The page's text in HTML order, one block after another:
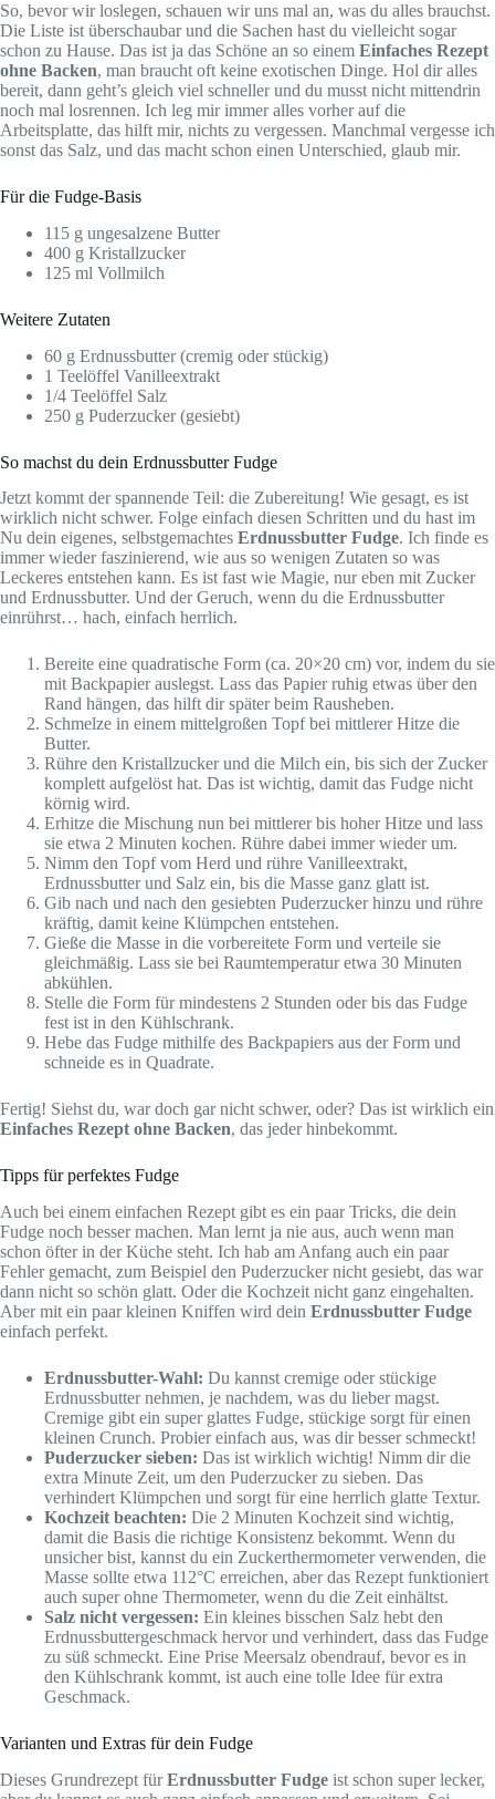
So, bevor wir loslegen, schauen wir uns mal an, was du alles brauchst.
Die Liste ist überschaubar und die Sachen hast du vielleicht sogar
schon zu Hause. Das ist ja das Schöne an so einem Einfaches Rezept
ohne Backen, man braucht oft keine exotischen Dinge. Hol dir alles
bereit, dann geht’s gleich viel schneller und du musst nicht mittendrin
noch mal losrennen. Ich leg mir immer alles vorher auf die
Arbeitsplatte, das hilft mir, nichts zu vergessen. Manchmal vergesse ich
sonst das Salz, und das macht schon einen Unterschied, glaub mir.
Für die Fudge-Basis
115 g ungesalzene Butter
400 g Kristallzucker
125 ml Vollmilch
Weitere Zutaten
60 g Erdnussbutter (cremig oder stückig)
1 Teelöffel Vanilleextrakt
1/4 Teelöffel Salz
250 g Puderzucker (gesiebt)
So machst du dein Erdnussbutter Fudge
Jetzt kommt der spannende Teil: die Zubereitung! Wie gesagt, es ist
wirklich nicht schwer. Folge einfach diesen Schritten und du hast im
Nu dein eigenes, selbstgemachtes Erdnussbutter Fudge. Ich finde es
immer wieder faszinierend, wie aus so wenigen Zutaten so was
Leckeres entstehen kann. Es ist fast wie Magie, nur eben mit Zucker
und Erdnussbutter. Und der Geruch, wenn du die Erdnussbutter
einrührst… hach, einfach herrlich.
Bereite eine quadratische Form (ca. 20×20 cm) vor, indem du sie
mit Backpapier auslegst. Lass das Papier ruhig etwas über den
Rand hängen, das hilft dir später beim Rausheben.
Schmelze in einem mittelgroßen Topf bei mittlerer Hitze die
Butter.
Rühre den Kristallzucker und die Milch ein, bis sich der Zucker
komplett aufgelöst hat. Das ist wichtig, damit das Fudge nicht
körnig wird.
Erhitze die Mischung nun bei mittlerer bis hoher Hitze und lass
sie etwa 2 Minuten kochen. Rühre dabei immer wieder um.
Nimm den Topf vom Herd und rühre Vanilleextrakt,
Erdnussbutter und Salz ein, bis die Masse ganz glatt ist.
Gib nach und nach den gesiebten Puderzucker hinzu und rühre
kräftig, damit keine Klümpchen entstehen.
Gieße die Masse in die vorbereitete Form und verteile sie
gleichmäßig. Lass sie bei Raumtemperatur etwa 30 Minuten
abkühlen.
Stelle die Form für mindestens 2 Stunden oder bis das Fudge
fest ist in den Kühlschrank.
Hebe das Fudge mithilfe des Backpapiers aus der Form und
schneide es in Quadrate.
Fertig! Siehst du, war doch gar nicht schwer, oder? Das ist wirklich ein
Einfaches Rezept ohne Backen, das jeder hinbekommt.
Tipps für perfektes Fudge
Auch bei einem einfachen Rezept gibt es ein paar Tricks, die dein
Fudge noch besser machen. Man lernt ja nie aus, auch wenn man
schon öfter in der Küche steht. Ich hab am Anfang auch ein paar
Fehler gemacht, zum Beispiel den Puderzucker nicht gesiebt, das war
dann nicht so schön glatt. Oder die Kochzeit nicht ganz eingehalten.
Aber mit ein paar kleinen Kniffen wird dein Erdnussbutter Fudge
einfach perfekt.
Erdnussbutter-Wahl: Du kannst cremige oder stückige
Erdnussbutter nehmen, je nachdem, was du lieber magst.
Cremige gibt ein super glattes Fudge, stückige sorgt für einen
kleinen Crunch. Probier einfach aus, was dir besser schmeckt!
Puderzucker sieben: Das ist wirklich wichtig! Nimm dir die
extra Minute Zeit, um den Puderzucker zu sieben. Das
verhindert Klümpchen und sorgt für eine herrlich glatte Textur.
Kochzeit beachten: Die 2 Minuten Kochzeit sind wichtig,
damit die Basis die richtige Konsistenz bekommt. Wenn du
unsicher bist, kannst du ein Zuckerthermometer verwenden, die
Masse sollte etwa 112°C erreichen, aber das Rezept funktioniert
auch super ohne Thermometer, wenn du die Zeit einhältst.
Salz nicht vergessen: Ein kleines bisschen Salz hebt den
Erdnussbuttergeschmack hervor und verhindert, dass das Fudge
zu süß schmeckt. Eine Prise Meersalz obendrauf, bevor es in
den Kühlschrank kommt, ist auch eine tolle Idee für extra
Geschmack.
Varianten und Extras für dein Fudge
Dieses Grundrezept fürErdnussbutter Fudge ist schon super lecker,